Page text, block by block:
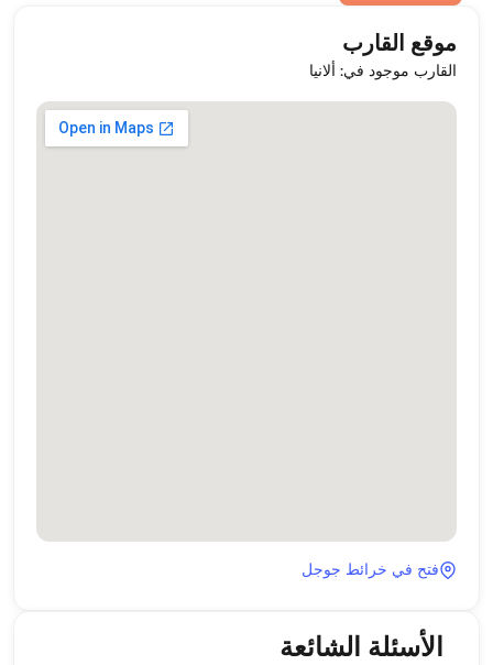
موقع القارب
القارب موجود في: ألانيا
فتح في خرائط جوجل
الأسئلة الشائعة